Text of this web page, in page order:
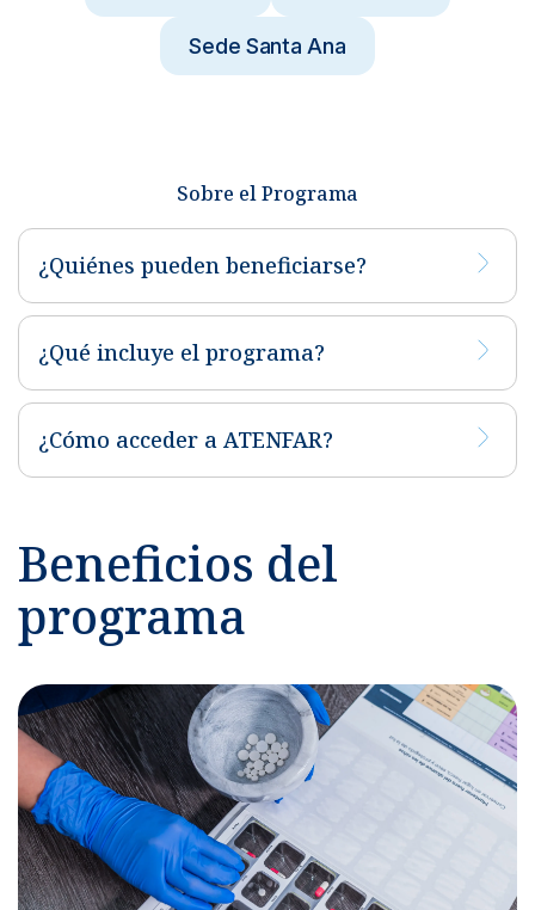
Sede Santa Ana
Sobre el Programa
¿Quiénes pueden beneficiarse?
¿Qué incluye el programa?
¿Cómo acceder a ATENFAR?
Beneficios del
programa